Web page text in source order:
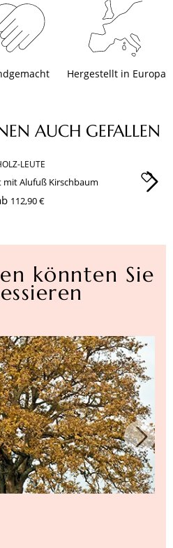
Hergestellt in Europa
AUCH GEFALLEN
LEUTE
mit Alufuß Kirschbaum
112,90 €
könnten Sie